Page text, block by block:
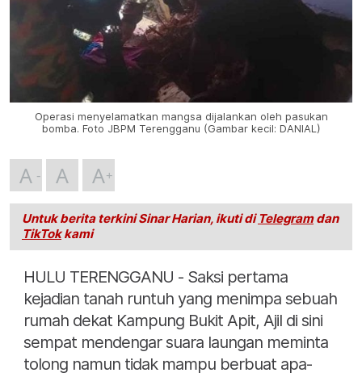
Operasi menyelamatkan mangsa dijalankan oleh pasukan
bomba. Foto JBPM Terengganu (Gambar kecil: DANIAL)
A A A
Untuk berita terkini Sinar Harian, ikuti di Telegramdan
TikTokkami
HULU TERENGGANU - Saksi pertama
kejadian tanah runtuh yang menimpa sebuah
rumah dekat Kampung Bukit Apit, Ajil di sini
sempat mendengar suara laungan meminta
tolong namun tidak mampu berbuat apa-